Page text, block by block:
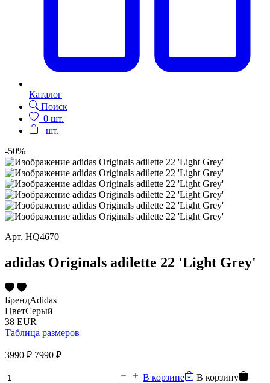
Каталог
Поиск
0 шт.
шт.
-50%
Арт. HQ4670
adidas Originals adilette 22 'Light Grey'
БрендAdidas
ЦветСерый
38 EUR
Таблица размеров
3990 ₽ 7990 ₽
В корзине В корзину